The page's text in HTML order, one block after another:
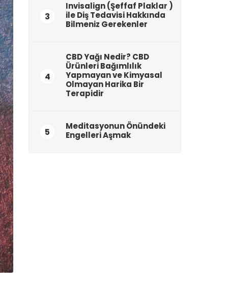
3
Invisalign (Şeffaf Plaklar )
ile Diş Tedavisi Hakkında
Bilmeniz Gerekenler
4
CBD Yağı Nedir? CBD
Ürünleri Bağımlılık
Yapmayan ve Kimyasal
Olmayan Harika Bir
Terapidir
5
Meditasyonun Önündeki
Engelleri Aşmak